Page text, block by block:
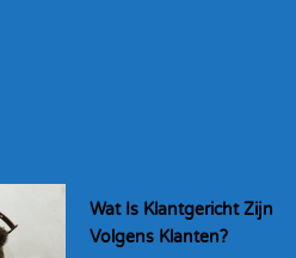
Wat Is Klantgericht Zijn
Volgens Klanten?